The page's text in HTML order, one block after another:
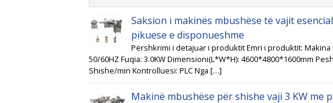
Saksion i makinës mbushëse të vajit
pikuese e disponueshme
Përshkrimi i detajuar i produktit Emri i produktit:
50/60HZ Fuqia: 3.0KW Dimensioni(L*W*H): 4600*4800*1600mm
Shishe/min Kontrolluesi: PLC Nga […]
Makinë mbushëse për shishe vaji 3 KW me